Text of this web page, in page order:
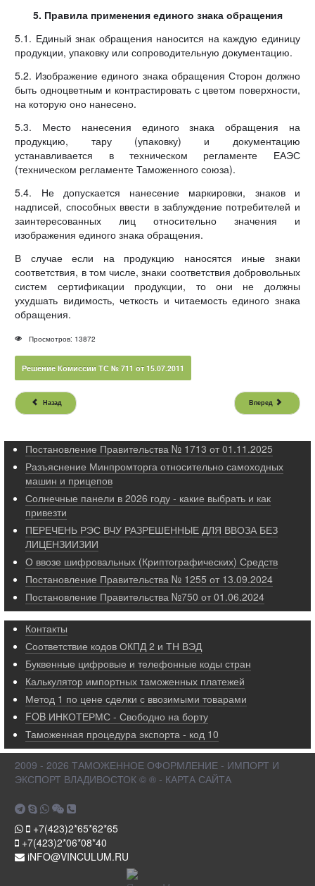
5. Правила применения единого знака обращения
5.1. Единый знак обращения наносится на каждую единицу
продукции, упаковку или сопроводительную документацию.
5.2. Изображение единого знака обращения Сторон должно
быть одноцветным и контрастировать с цветом поверхности,
на которую оно нанесено.
5.3. Место нанесения единого знака обращения на
продукцию, тару (упаковку) и документацию
устанавливается в техническом регламенте ЕАЭС
(техническом регламенте Таможенного союза).
5.4. Не допускается нанесение маркировки, знаков и
надписей, способных ввести в заблуждение потребителей и
заинтересованных лиц относительно значения и
изображения единого знака обращения.
В случае если на продукцию наносятся иные знаки
соответствия, в том числе, знаки соответствия добровольных
систем сертификации продукции, то они не должны
ухудшать видимость, четкость и читаемость единого знака
обращения.
Просмотров: 13872
Решение Комиссии ТС № 711 от 15.07.2011
Назад Вперед
Постановление Правительства № 1713 от 01.11.2025
Разъяснение Минпромторга относительно самоходных
машин и прицепов
Солнечные панели в 2026 году - какие выбрать и как
привезти
ПЕРЕЧЕНЬ РЭС ВЧУ РАЗРЕШЕННЫЕ ДЛЯ ВВОЗА БЕЗ
ЛИЦЕНЗИИЗИИ
О ввозе шифровальных (Криптографических) Средств
Постановление Правительства № 1255 от 13.09.2024
Постановление Правительства №750 от 01.06.2024
Контакты
Соответствие кодов ОКПД 2 и ТН ВЭД
Буквенные цифровые и телефонные коды стран
Калькулятор импортных таможенных платежей
Метод 1 по цене сделки с ввозимыми товарами
FOB ИНКОТЕРМС - Свободно на борту
Таможенная процедура экспорта - код 10
2009 - 2026 ТАМОЖЕННОЕ ОФОРМЛЕНИЕ - ИМПОРТ И
ЭКСПОРТ ВЛАДИВОСТОК © ® - КАРТА САЙТА
+7(423)2*65*62*65
+7(423)2*06*08*40
iNFO@VINCULUM.RU